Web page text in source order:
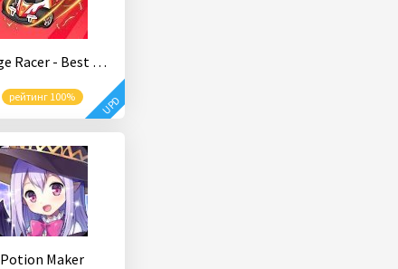
Merge Racer - Best Idle Game
рейтинг 100% UPD
Potion Maker